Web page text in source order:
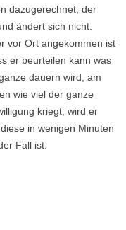
dazugerechnet, der
ändert sich nicht.
vor Ort angekommen ist
er beurteilen kann was
dauern wird, am
wie viel der ganze
kriegt, wird er
in wenigen Minuten
Fall ist.